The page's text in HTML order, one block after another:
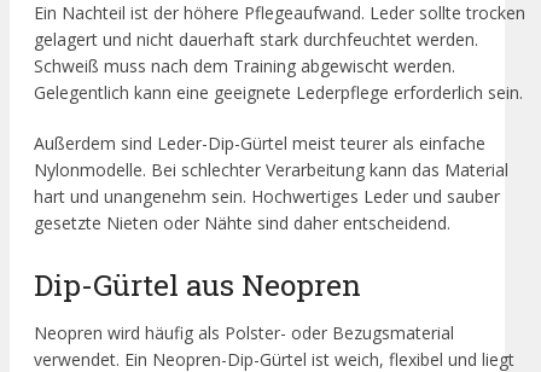
Ein Nachteil ist der höhere Pflegeaufwand. Leder sollte trocken
gelagert und nicht dauerhaft stark durchfeuchtet werden.
Schweiß muss nach dem Training abgewischt werden.
Gelegentlich kann eine geeignete Lederpflege erforderlich sein.
Außerdem sind Leder-Dip-Gürtel meist teurer als einfache
Nylonmodelle. Bei schlechter Verarbeitung kann das Material
hart und unangenehm sein. Hochwertiges Leder und sauber
gesetzte Nieten oder Nähte sind daher entscheidend.
Dip-Gürtel aus Neopren
Neopren wird häufig als Polster- oder Bezugsmaterial
verwendet. Ein Neopren-Dip-Gürtel ist weich, flexibel und liegt